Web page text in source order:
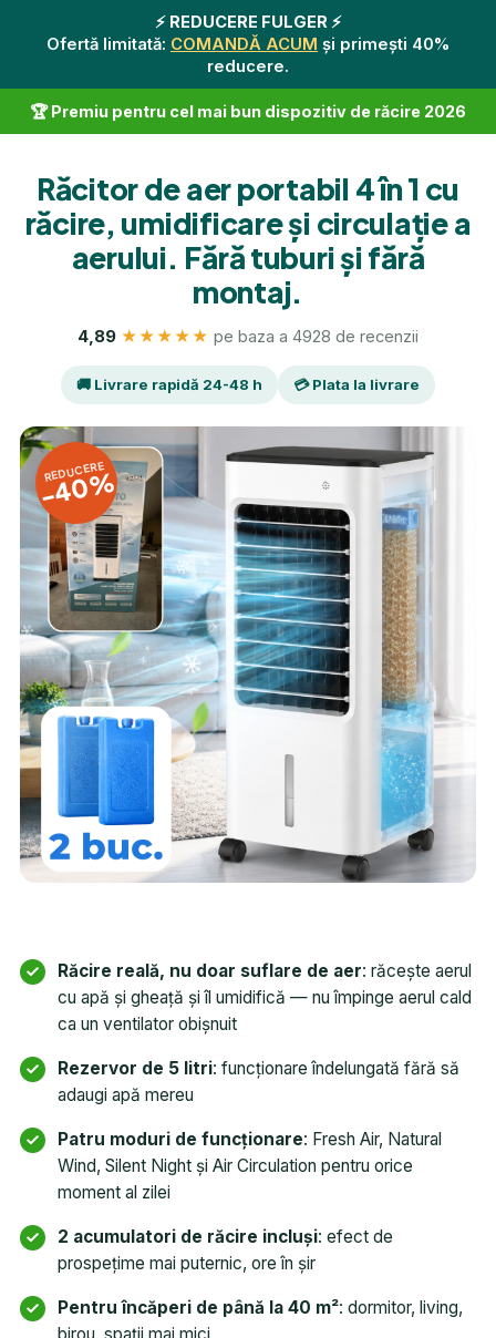
⚡️ REDUCERE FULGER ⚡️
Ofertă limitată: COMANDĂ ACUM și primești 40%
reducere.
🏆 Premiu pentru cel mai bun dispozitiv de răcire 2026
Răcitor de aer portabil 4 în 1 cu
răcire, umidificare și circulație a
aerului. Fără tuburi și fără
montaj.
4,89 ★★★★★ pe baza a 4928 de recenzii
🚚 Livrare rapidă 24-48 h 💳 Plata la livrare
REDUCERE
-40%
Răcire reală, nu doar suflare de aer: răcește aerul
cu apă și gheață și îl umidifică — nu împinge aerul cald
ca un ventilator obișnuit
Rezervor de 5 litri: funcționare îndelungată fără să
adaugi apă mereu
Patru moduri de funcționare: Fresh Air, Natural
Wind, Silent Night și Air Circulation pentru orice
moment al zilei
2 acumulatori de răcire incluși: efect de
prospețime mai puternic, ore în șir
Pentru încăperi de până la 40 m²: dormitor, living,